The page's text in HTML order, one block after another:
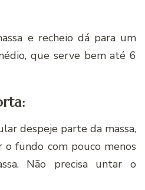
e recheio dá para um
que serve bem até 6
despeje parte da massa,
fundo com pouco menos
Não precisa untar o